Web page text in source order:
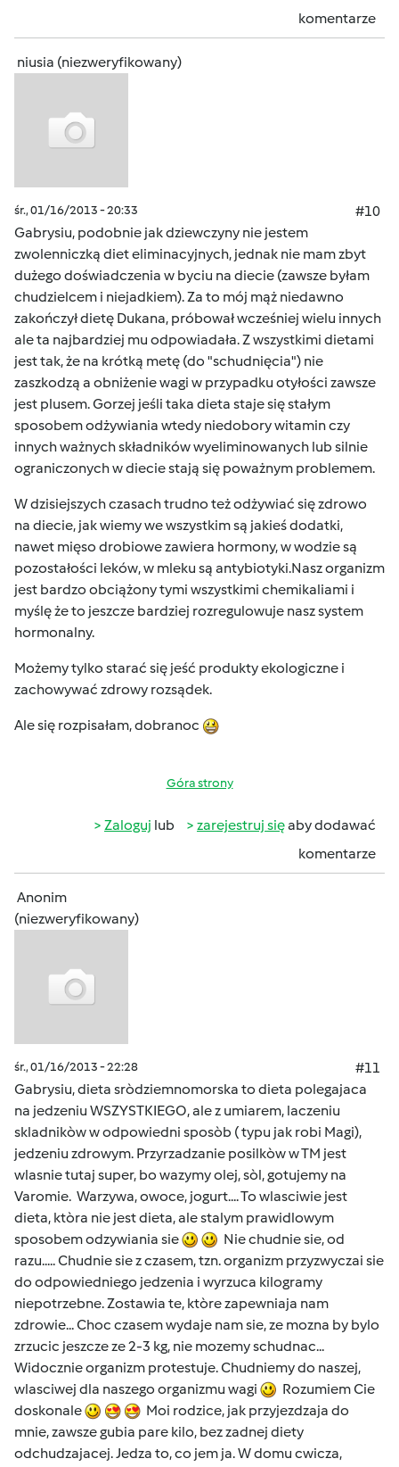
komentarze
niusia (niezweryfikowany)
śr., 01/16/2013 - 20:33
#10
Gabrysiu, podobnie jak dziewczyny nie jestem
zwolenniczką diet eliminacyjnych, jednak nie mam zbyt
dużego doświadczenia w byciu na diecie (zawsze byłam
chudzielcem i niejadkiem). Za to mój mąż niedawno
zakończył dietę Dukana, próbował wcześniej wielu innych
ale ta najbardziej mu odpowiadała. Z wszystkimi dietami
jest tak, że na krótką metę (do "schudnięcia") nie
zaszkodzą a obniżenie wagi w przypadku otyłości zawsze
jest plusem. Gorzej jeśli taka dieta staje się stałym
sposobem odżywiania wtedy niedobory witamin czy
innych ważnych składników wyeliminowanych lub silnie
ograniczonych w diecie stają się poważnym problemem.
W dzisiejszych czasach trudno też odżywiać się zdrowo
na diecie, jak wiemy we wszystkim są jakieś dodatki,
nawet mięso drobiowe zawiera hormony, w wodzie są
pozostałości leków, w mleku są antybiotyki.Nasz organizm
jest bardzo obciążony tymi wszystkimi chemikaliami i
myślę że to jeszcze bardziej rozregulowuje nasz system
hormonalny.
Możemy tylko starać się jeść produkty ekologiczne i
zachowywać zdrowy rozsądek.
Ale się rozpisałam, dobranoc
Góra strony
Zaloguj lub zarejestruj sięaby dodawać
komentarze
Anonim
(niezweryfikowany)
śr., 01/16/2013 - 22:28
#11
Gabrysiu, dieta sròdziemnomorska to dieta polegajaca
na jedzeniu WSZYSTKIEGO, ale z umiarem, laczeniu
skladnikòw w odpowiedni sposòb ( typu jak robi Magi),
jedzeniu zdrowym. Przyrzadzanie posilkòw w TM jest
wlasnie tutaj super, bo wazymy olej, sòl, gotujemy na
Varomie. Warzywa, owoce, jogurt.... To wlasciwie jest
dieta, ktòra nie jest dieta, ale stalym prawidlowym
sposobem odzywiania sie
Nie chudnie sie, od
razu..... Chudnie sie z czasem, tzn. organizm przyzwyczai sie
do odpowiedniego jedzenia i wyrzuca kilogramy
niepotrzebne. Zostawia te, ktòre zapewniaja nam
zdrowie... Choc czasem wydaje nam sie, ze mozna by bylo
zrzucic jeszcze ze 2-3 kg, nie mozemy schudnac...
Widocznie organizm protestuje. Chudniemy do naszej,
wlasciwej dla naszego organizmu wagi
Rozumiem Cie
doskonale
Moi rodzice, jak przyjezdzaja do
mnie, zawsze gubia pare kilo, bez zadnej diety
odchudzajacej. Jedza to, co jem ja. W domu cwicza,